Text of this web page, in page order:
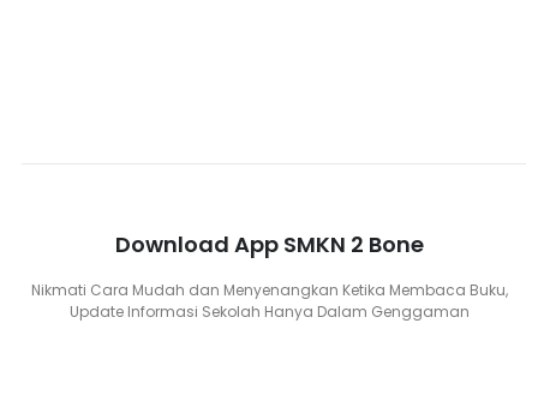
Download App SMKN 2 Bone
Nikmati Cara Mudah dan Menyenangkan Ketika Membaca Buku,
Update Informasi Sekolah Hanya Dalam Genggaman